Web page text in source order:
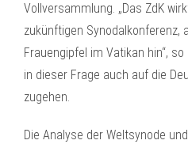
Vollversammlung. „Das ZdK
zukünftigen Synodalkonferenz,
Frauengipfel im Vatikan hin“,
in dieser Frage auch auf die
zugehen.
Die Analyse der Weltsynode